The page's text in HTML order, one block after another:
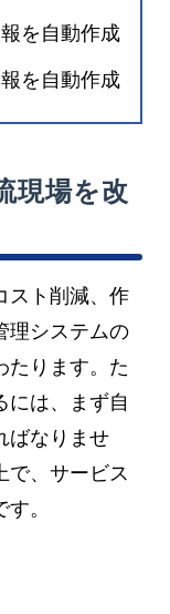
報を自動作成
報を自動作成
現場を改
スト削減、作
理システムの
たります。た
には、まず自
ばなりませ
で、サービス
。